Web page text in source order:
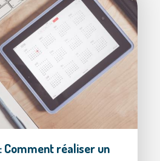
Comment réaliser un